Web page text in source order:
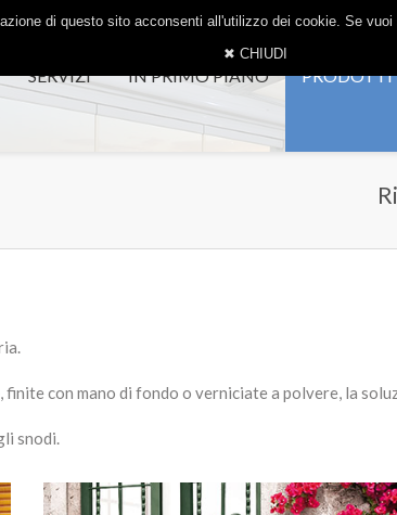
SERVIZI IN PRIMO PIANO PRODOTTI
con mano di fondo o verniciate a polvere, la
snodi.
di questo sito acconsenti all'utilizzo dei cookie. Se
✖ CHIUDI